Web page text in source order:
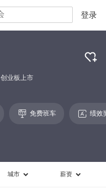
登录
创业板上市
免费班车 绩效
城市 薪资